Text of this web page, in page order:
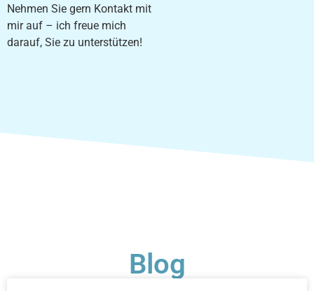
Nehmen Sie gern Kontakt mit
mir auf – ich freue mich
darauf, Sie zu unterstützen!
Blog